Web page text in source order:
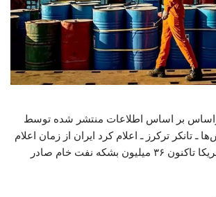
بر اساس اطلاعات منتشر شده توسط
ـ تانکر ترکرز ـ اعلام کرد ایران از زمان اعلام
یادداشت تفاهم با آمریکا تاکنون ۳۶ میلیون بشکه نفت خام صادر